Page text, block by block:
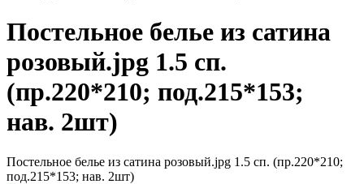
Постельное белье из сатина
розовый.jpg 1.5 сп.
(пр.220*210; под.215*153;
нав. 2шт)
Постельное белье из сатина розовый.jpg 1.5 сп. (пр.220*210;
под.215*153; нав. 2шт)